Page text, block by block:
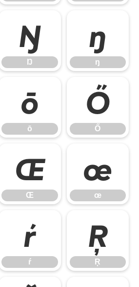
Ŋ
Ŋ
ŋ
ŋ
ō
ō
Ő
Ő
Œ
Œ
œ
œ
ŕ
ŕ
Ŗ
Ŗ